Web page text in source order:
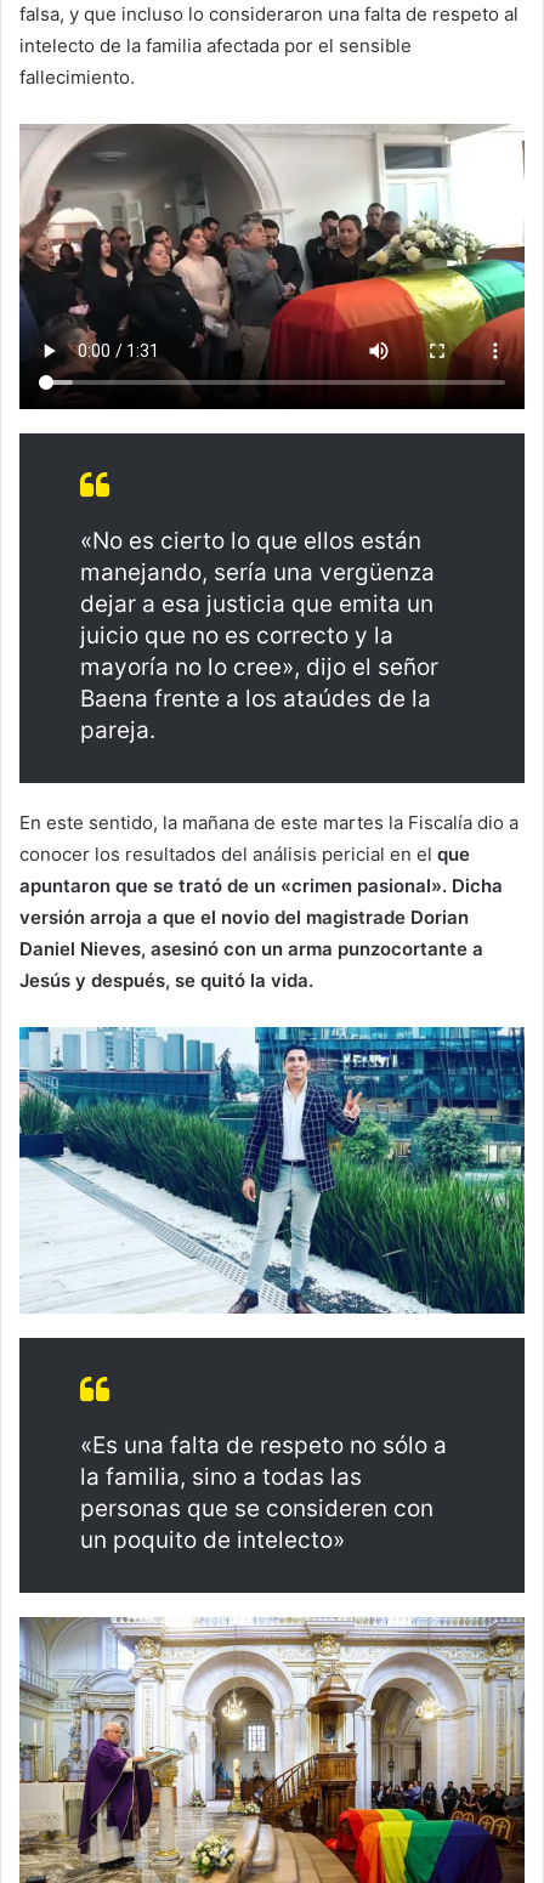
falsa, y que incluso lo consideraron una falta de respeto al
intelecto de la familia afectada por el sensible
fallecimiento.
«No es cierto lo que ellos están
manejando, sería una vergüenza
dejar a esa justicia que emita un
juicio que no es correcto y la
mayoría no lo cree», dijo el señor
Baena frente a los ataúdes de la
pareja.
En este sentido, la mañana de este martes la Fiscalía dio a
conocer los resultados del análisis pericial en el que
apuntaron que se trató de un «crimen pasional». Dicha
versión arroja a que el novio del magistrade Dorian
Daniel Nieves, asesinó con un arma punzocortante a
Jesús y después, se quitó la vida.
«Es una falta de respeto no sólo a
la familia, sino a todas las
personas que se consideren con
un poquito de intelecto»